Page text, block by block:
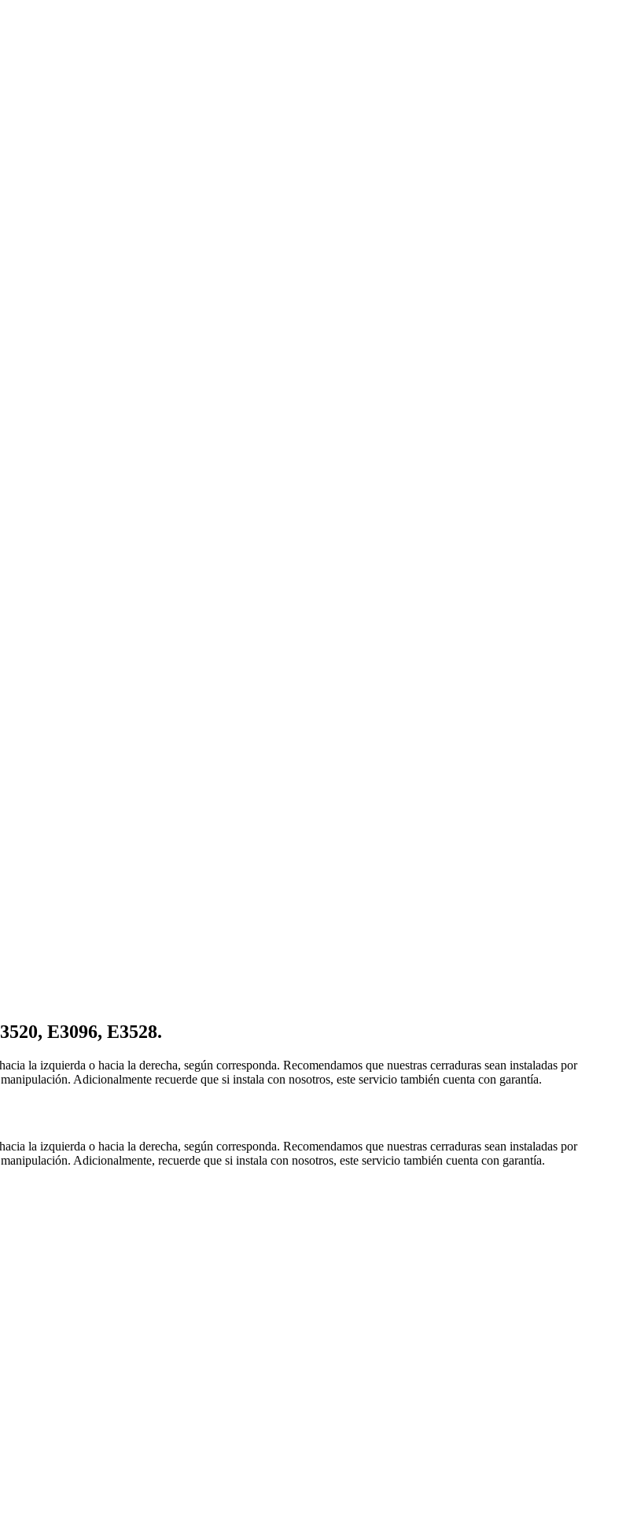
E3096, E3528.
la izquierda o hacia la derecha, según corresponda. Recomendamos que nuestras cerraduras sean instaladas por
Adicionalmente recuerde que si instala con nosotros, este servicio también cuenta con garantía.
la izquierda o hacia la derecha, según corresponda. Recomendamos que nuestras cerraduras sean instaladas por
Adicionalmente, recuerde que si instala con nosotros, este servicio también cuenta con garantía.